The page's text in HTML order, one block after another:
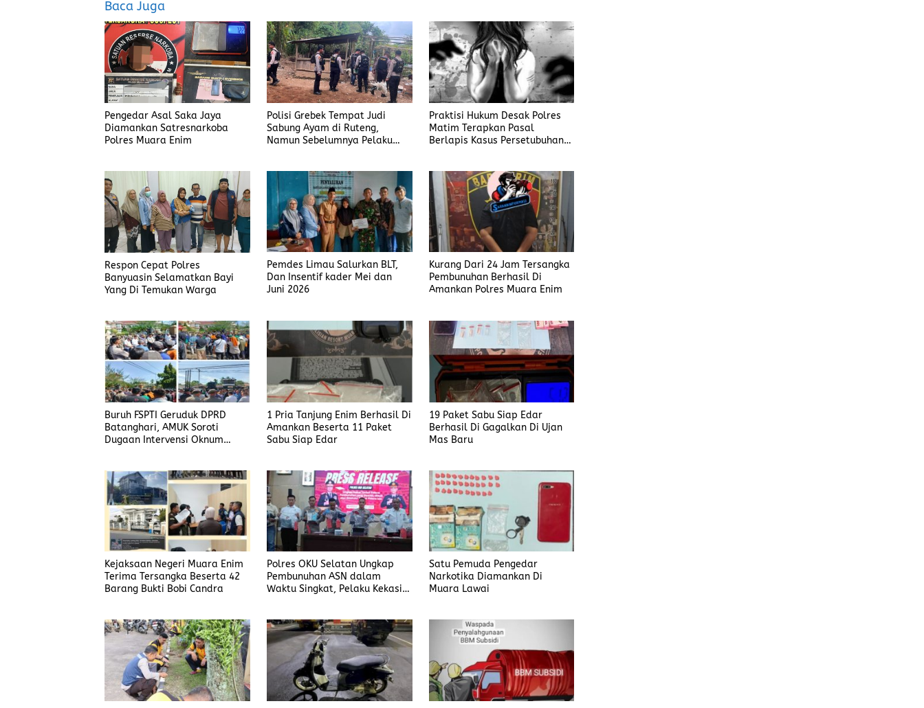
o
k
o
n
Baca Juga
Pengedar Asal Saka Jaya
Diamankan Satresnarkoba
Polres Muara Enim
Polisi Grebek Tempat Judi
Sabung Ayam di Ruteng,
Namun Sebelumnya Pelaku
Praktisi Hukum Desak Polres
Matim Terapkan Pasal
Berlapis Kasus Persetubuhan
Respon Cepat Polres
Banyuasin Selamatkan Bayi
Yang Di Temukan Warga
Pemdes Limau Salurkan BLT,
Dan Insentif kader Mei dan
Juni 2026
Kurang Dari 24 Jam Tersangka
Pembunuhan Berhasil Di
Amankan Polres Muara Enim
Buruh FSPTI Geruduk DPRD
Batanghari, AMUK Soroti
Dugaan Intervensi Oknum
1 Pria Tanjung Enim Berhasil Di
Amankan Beserta 11 Paket
Sabu Siap Edar
19 Paket Sabu Siap Edar
Berhasil Di Gagalkan Di Ujan
Mas Baru
Kejaksaan Negeri Muara Enim
Terima Tersangka Beserta 42
Barang Bukti Bobi Candra
Polres OKU Selatan Ungkap
Pembunuhan ASN dalam
Waktu Singkat, Pelaku Kekasih
Satu Pemuda Pengedar
Narkotika Diamankan Di
Muara Lawai